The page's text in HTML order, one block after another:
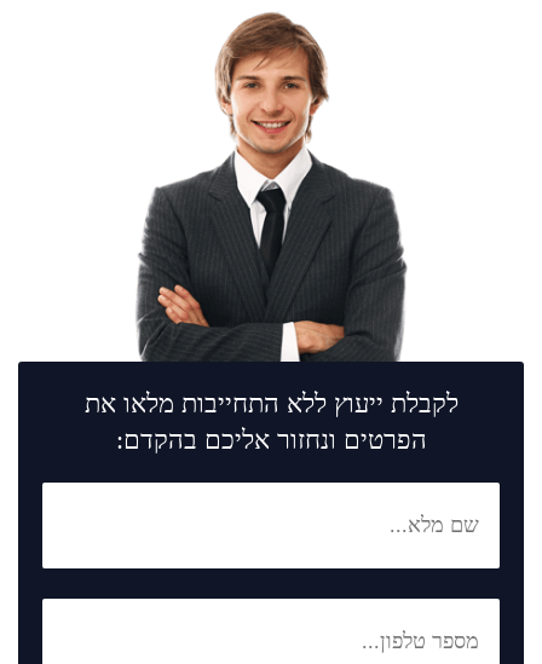
לקבלת ייעוץ ללא התחייבות מלאו את
הפרטים ונחזור אליכם בהקדם: